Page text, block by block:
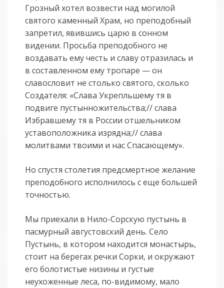
Грозный хотел возвести над могилой
святого каменный Храм, но преподобный
запретил, явившись царю в сонном
видении. Просьба преподобного не
воздавать ему честь и славу отразилась и
в составленном ему тропаре — он
славословит не столько святого, сколько
Создателя: «Слава Укpепльшему тя в
подвиге пустынножительства;// слава
Избpавшему тя в России отшельником
уставоположника изpядна;// слава
молитвами твоими и нас Спасающему».
Но спустя столетия предсмертное желание
преподобного исполнилось с еще большей
точностью.
Мы приехали в Нило-Сорскую пустынь в
пасмурный августовский день. Село
Пустынь, в котором находится монастырь,
стоит на берегах речки Сорки, и окружают
его болотистые низины и густые
неухоженные леса, по-видимому, мало